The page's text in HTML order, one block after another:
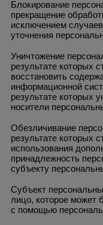
Блокирование
прекращение
исключением
уточнения
Уничтожение
результате которых
восстановить
информационной
результате которых
носители
Обезличивание
результате которых
использования
принадлежность
субъекту
Субъект
лицо, которое может
с помощью